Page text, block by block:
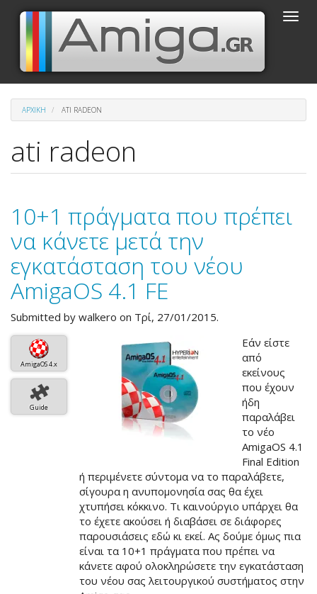
Παράκαμψη
κυρίως
περιεχόμενο
Toggle
ΑΡΧΙΚΉ ATI RADEON
ati radeon
10+1 πράγματα που πρέπει
να κάνετε μετά την
εγκατάσταση του νέου
AmigaOS 4.1 FE
Submitted by walkero on Τρί, 27/01/2015.
AmigaOS 4.x
Guide
Εάν είστε
από
εκείνους
που έχουν
ήδη
παραλάβει
το νέο
AmigaOS 4.1
Final Edition
ή περιμένετε σύντομα να το παραλάβετε,
σίγουρα η ανυπομονησία σας θα έχει
χτυπήσει κόκκινο. Τι καινούργιο υπάρχει θα
το έχετε ακούσει ή διαβάσει σε διάφορες
παρουσιάσεις εδώ κι εκεί. Ας δούμε όμως πια
είναι τα 10+1 πράγματα που πρέπει να
κάνετε αφού ολοκληρώσετε την εγκατάσταση
του νέου σας λειτουργικού συστήματος στην